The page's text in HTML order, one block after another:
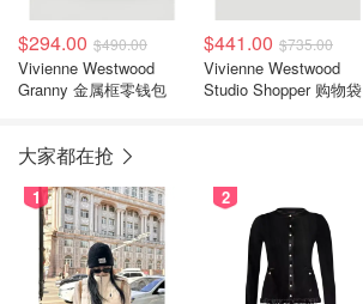
$294.00 $490.00
Vivienne Westwood
Granny 金属框零钱包
$441.00 $735.00
Vivienne Westwood
Studio Shopper 购物袋
大家都在抢
1 2